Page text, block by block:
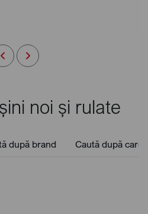
noi și rulate
după brand Caută după